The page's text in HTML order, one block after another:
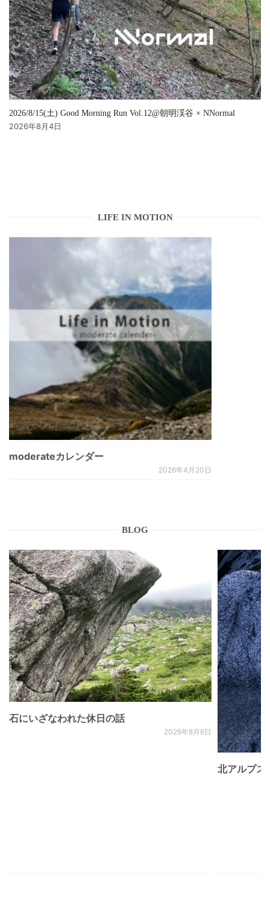
2026/8/15(土) Good Morning Run Vol.12@朝明渓谷 × NNormal
2026年8月4日
LIFE IN MOTION
moderateカレンダー
2026年4月20日
BLOG
石にいざなわれた休日の話
2026年8月6日
北アルプ